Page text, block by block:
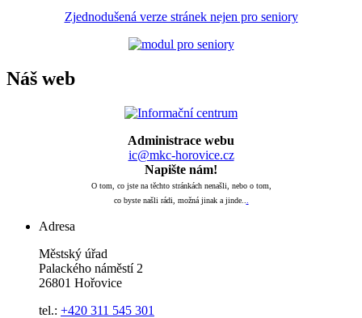
Zjednodušená verze stránek nejen pro seniory
Náš web
Administrace webu
ic@mkc-horovice.cz
Napište nám!
O tom, co jste na těchto stránkách nenašli, nebo o tom,
co byste našli rádi, možná jinak a jinde..
Adresa
Městský úřad
Palackého náměstí 2
26801 Hořovice
tel.: +420 311 545 301